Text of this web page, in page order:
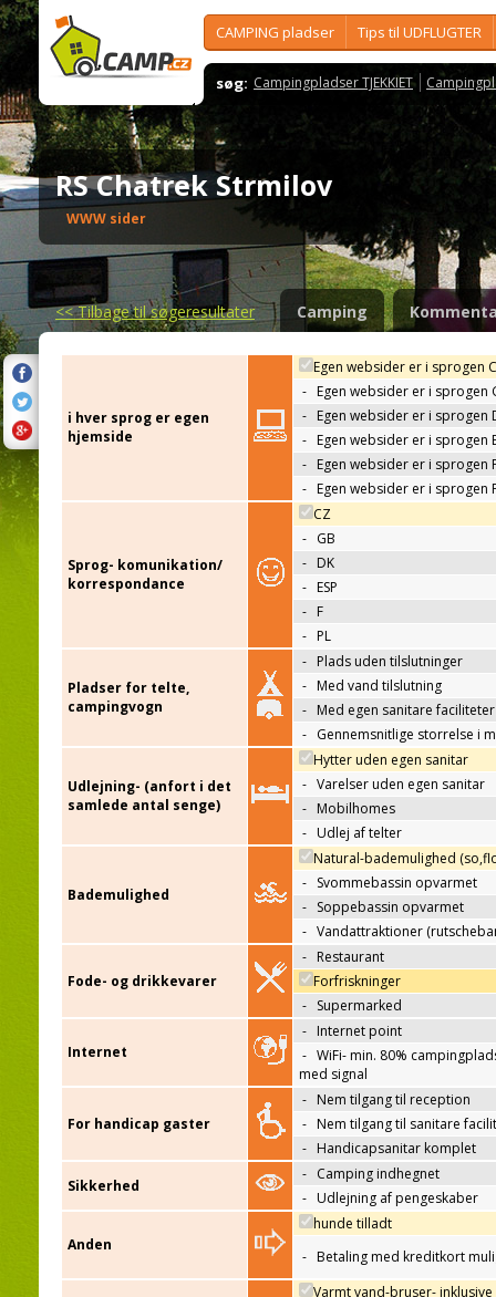
CAMPING pladser Tips til UDFLUGTER
søg: Campingpladser TJEKKIET
RS Chatrek Strmilov
WWW sider
<<Tilbage til søgeresultater Camping
i hver sprog er egen
hjemside
Egen websider er i sprogen
- Egen websider er i sprogen
- Egen websider er i sprogen
- Egen websider er i sprogen
- Egen websider er i sprogen
- Egen websider er i sprogen
Sprog- komunikation/
korrespondance
CZ
- GB
- DK
- ESP
- F
- PL
Pladser for telte,
campingvogn
- Plads uden tilslutninger
- Med vand tilslutning
- Med egen sanitare faciliteter
- Gennemsnitlige storrelse i
Udlejning- (anfort i det
samlede antal senge)
Hytter uden egen sanitar
- Varelser uden egen sanitar
- Mobilhomes
- Udlej af telter
Bademulighed
Natural-bademulighed
- Svommebassin opvarmet
- Soppebassin opvarmet
- Vandattraktioner
Fode- og drikkevarer
- Restaurant
Forfriskninger
- Supermarked
Internet
- Internet point
- WiFi- min. 80%
med signal
For handicap gaster
- Nem tilgang til reception
- Nem tilgang til sanitare
- Handicapsanitar komplet
Sikkerhed
- Camping indhegnet
- Udlejning af pengeskaber
Anden
hunde tilladt
- Betaling med kreditkort
Varmt vand-bruser- inklusive